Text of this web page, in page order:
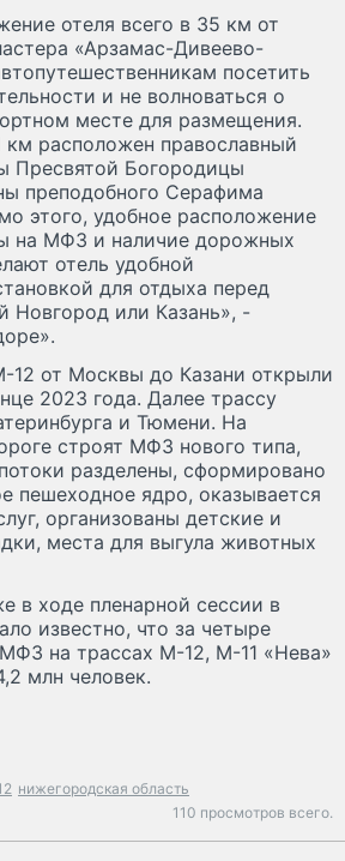
отеля всего в 35 км от
«Арзамас-Дивеево-
посетить
и не волноваться о
месте для размещения.
км расположен православный
Пресвятой Богородицы
преподобного Серафима
этого, удобное расположение
на МФЗ и наличие дорожных
отель удобной
для отдыха перед
Новгород или Казань», -
12 от Москвы до Казани открыли
2023 года. Далее трассу
и Тюмени. На
строят МФЗ нового типа,
разделены, сформировано
пешеходное ядро, оказывается
организованы детские и
места для выгула животных
в ходе пленарной сессии в
известно, что за четыре
на трассах М-12, М-11 «Нева»
млн человек.
нижегородская область
110 просмотров всего.